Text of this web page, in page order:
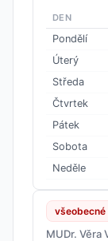
DEN
Pondělí
Úterý
Středa
Čtvrtek
Pátek
Sobota
Neděle
MUDr. Věra